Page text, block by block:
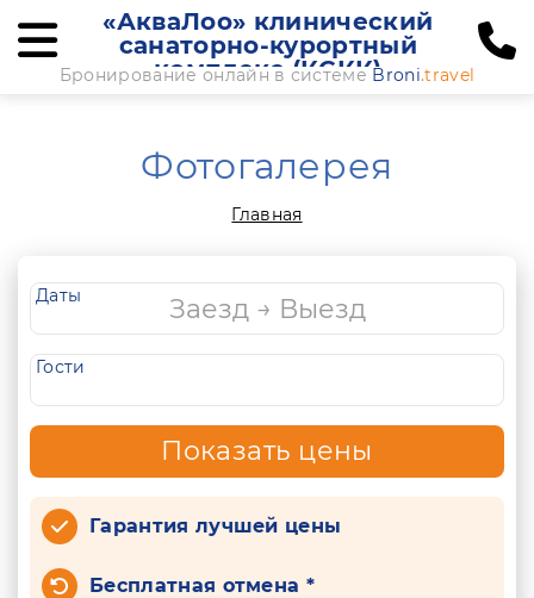
«АкваЛоо» клинический
санаторно-курортный
комплекс (КСКК)
Бронирование онлайн в системе Broni.travel
Фотогалерея
Главная
Даты
Гости
Показать цены
Гарантия лучшей цены
Бесплатная отмена *